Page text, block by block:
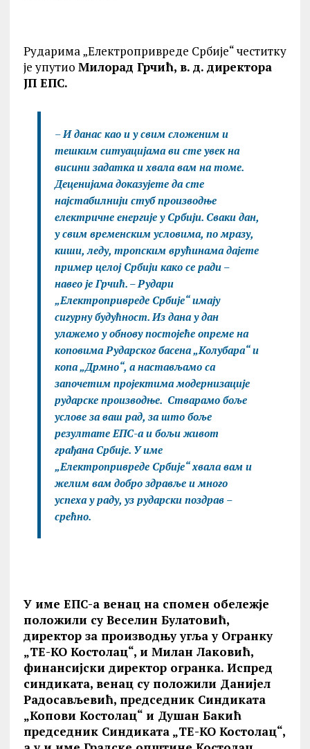
Рударима „Електропривреде Србије“ честитку
је упутио Милорад Грчић, в. д. директора
ЈП ЕПС.
–И данас као и у свим сложеним и
тешким ситуацијама ви сте увек на
висини задатка и хвала вам на томе.
Деценијама доказујете да сте
најстабилнији стуб производње
електричне енергије у Србији. Сваки дан,
у свим временским условима, по мразу,
киши, леду, тропским врућинама дајете
пример целој Србији како се ради –
навео је Грчић. – Рудари
„Електропривреде Србије“ имају
сигурну будућност. Из дана у дан
улажемо у обнову постојеће опреме на
коповима Рударског басена „Колубара“ и
копа „Дрмно“, а настављамо са
започетим пројектима модернизације
рударске производње. Стварамо боље
услове за ваш рад, за што боље
резултате ЕПС-а и бољи живот
грађана Србије. У име
„Електропривреде Србије“ хвала вам и
желим вам добро здравље и много
успеха у раду, уз рударски поздрав –
срећно.
У име ЕПС-а венац на спомен обележје
положили су Веселин Булатовић,
директор за производњу угља у Огранку
„ТЕ-КО Костолац“, и Милан Лаковић,
финансијски директор огранка. Испред
синдиката, венац су положили Данијел
Радосављевић, председник Синдиката
„Копови Костолац“ и Душан Бакић
председник Синдиката „ТЕ-КО Костолац“,